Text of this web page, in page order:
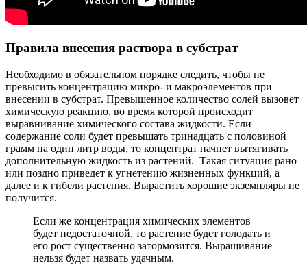
Правила внесения раствора в субстрат
Необходимо в обязательном порядке следить, чтобы не
превысить концентрацию микро- и макроэлементов при
внесении в субстрат. Превышенное количество солей вызовет
химическую реакцию, во время которой происходит
выравнивание химического состава жидкости. Если
содержание соли будет превышать тринадцать с половиной
грамм на один литр воды, то концентрат начнет вытягивать
дополнительную жидкость из растений. Такая ситуация рано
или поздно приведет к угнетению жизненных функций, а
далее и к гибели растения. Вырастить хорошие экземпляры не
получится.
Если же концентрация химических элементов
будет недостаточной, то растение будет голодать и
его рост существенно затормозится. Выращивание
нельзя будет назвать удачным.